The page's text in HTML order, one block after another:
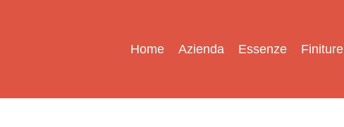
Home Azienda Essenze Finiture